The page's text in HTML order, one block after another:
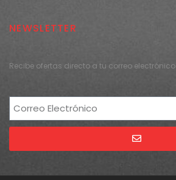
NEWSLETTER
Recibe ofertas directo a tu correo electrónico